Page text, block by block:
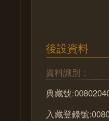
後設資料
資料識別：
典藏號
入藏登錄號